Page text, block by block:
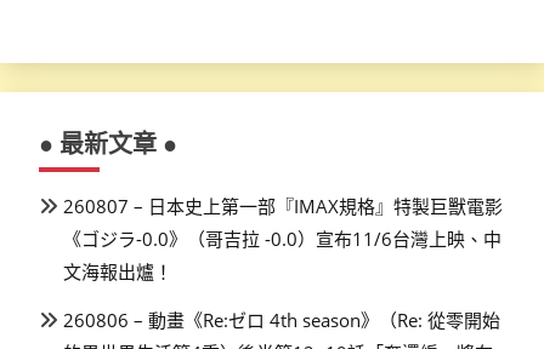
● 最新文章 ●
260807 – 日本史上第一部『IMAX規格』特製巨獸電影
《ゴジラ-0.0》（哥吉拉 -0.0）宣布11/6台灣上映、中
文海報出爐！
260806 – 動畫《Re:ゼロ 4th season》（Re: 從零開始